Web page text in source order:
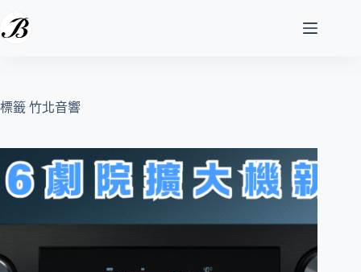
至
容
標籤 竹北音響